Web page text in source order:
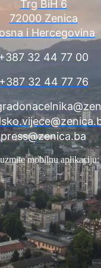
Trg BiH 6
72000 Zenica
i Hercegovina
32 44 77 00
+387 32 44 77 76
press@zenica.ba
mobilnu aplikaciju: